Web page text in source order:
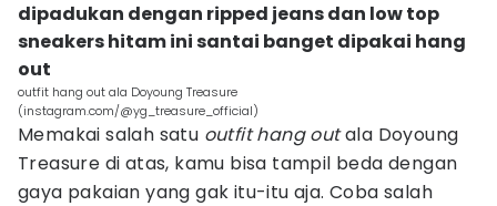
dipadukan dengan ripped jeans dan low top
sneakers hitam ini santai banget dipakai hang
out
outfit hang out ala Doyoung Treasure
(instagram.com/@yg_treasure_official)
Memakai salah satu outfit hang outala Doyoung
Treasure di atas, kamu bisa tampil beda dengan
gaya pakaian yang gak itu-itu aja. Coba salah